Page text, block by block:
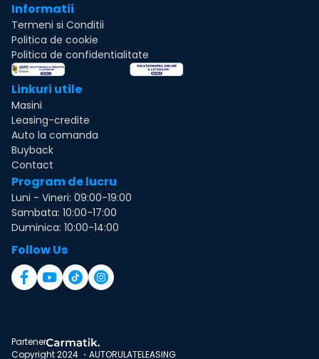
Informatii
Termeni si Conditii
Politica de cookie
Politica de confidentialitate
Linkuri utile
Masini
Leasing-credite
Auto la comanda
Buyback
Contact
Program de lucru
Luni - Vineri: 09:00-19:00
Sambata: 10:00-17:00
Duminica: 10:00-14:00
Follow Us
Partener
Copyright 2024 ・AUTORULATELEASING